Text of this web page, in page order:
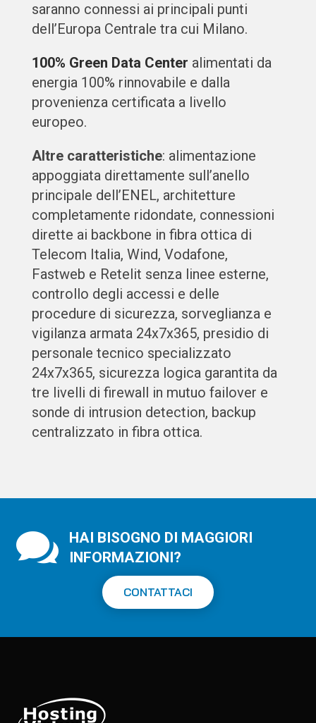
saranno connessi ai principali punti
dell’Europa Centrale tra cui Milano.
100% Green Data Center alimentati da
energia 100% rinnovabile e dalla
provenienza certificata a livello
europeo.
Altre caratteristiche: alimentazione
appoggiata direttamente sull’anello
principale dell’ENEL, architetture
completamente ridondate, connessioni
dirette ai backbone in fibra ottica di
Telecom Italia, Wind, Vodafone,
Fastweb e Retelit senza linee esterne,
controllo degli accessi e delle
procedure di sicurezza, sorveglianza e
vigilanza armata 24x7x365, presidio di
personale tecnico specializzato
24x7x365, sicurezza logica garantita da
tre livelli di firewall in mutuo failover e
sonde di intrusion detection, backup
centralizzato in fibra ottica.

HAI BISOGNO DI MAGGIORI
INFORMAZIONI?
CONTATTACI